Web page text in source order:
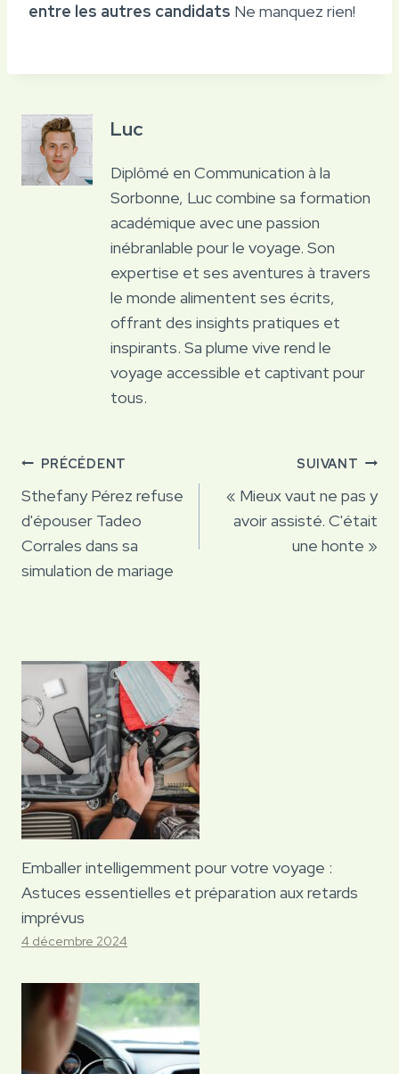
entre les autres candidats Ne manquez rien!
Luc
Diplômé en Communication à la
Sorbonne, Luc combine sa formation
académique avec une passion
inébranlable pour le voyage. Son
expertise et ses aventures à travers
le monde alimentent ses écrits,
offrant des insights pratiques et
inspirants. Sa plume vive rend le
voyage accessible et captivant pour
tous.
Navigation
de
l’article
PRÉCÉDENT
Sthefany Pérez refuse
d'épouser Tadeo
Corrales dans sa
simulation de mariage
SUIVANT
« Mieux vaut ne pas y
avoir assisté. C'était
une honte »
Emballer intelligemment pour votre voyage :
Astuces essentielles et préparation aux retards
imprévus
4 décembre 2024